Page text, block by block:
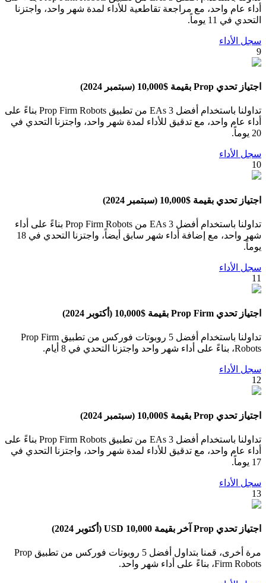
أداء عام واحد، مع مراجعة تقاطعية للأداء لمدة شهر واحد، واجتزنا
التحدي في 11 يوماً.
سجل الأداء
9
اجتياز تحدي Prop بقيمة $10,000 (سبتمبر 2024)
تداولنا باستخدام أفضل 3 EAs من تطبيق Prop Firm Robots بناءً على
أداء عام واحد، مع تدقيق للأداء لمدة شهر واحد، واجتزنا التحدي في
20 يوماً.
سجل الأداء
10
اجتياز تحدي بقيمة $10,000 (سبتمبر 2024)
تداولنا باستخدام أفضل 3 EAs من Prop Firm Robots بناءً على أداء
شهر واحد، مع إضافة أداء شهر سابق أيضاً، واجتزنا التحدي في 18
يوماً.
سجل الأداء
11
اجتياز تحدي Prop Firm بقيمة $10,000 (أكتوبر 2024)
تداولنا باستخدام أفضل 5 روبوتات فوركس من تطبيق Prop Firm
Robots، بناءً على أداء شهر واحد واجتزنا التحدي في 8 أيام.
سجل الأداء
12
اجتياز تحدي Prop بقيمة $10,000 (سبتمبر 2024)
تداولنا باستخدام أفضل 3 EAs من تطبيق Prop Firm Robots بناءً على
أداء عام واحد، مع تدقيق للأداء لمدة شهر واحد، واجتزنا التحدي في
17 يوماً.
سجل الأداء
13
اجتياز تحدي Prop آخر بقيمة 10,000 USD (أكتوبر 2024)
مرة أخرى، قمنا بتداول أفضل 5 روبوتات فوركس من تطبيق Prop
Firm Robots، بناءً على أداء شهر واحد.